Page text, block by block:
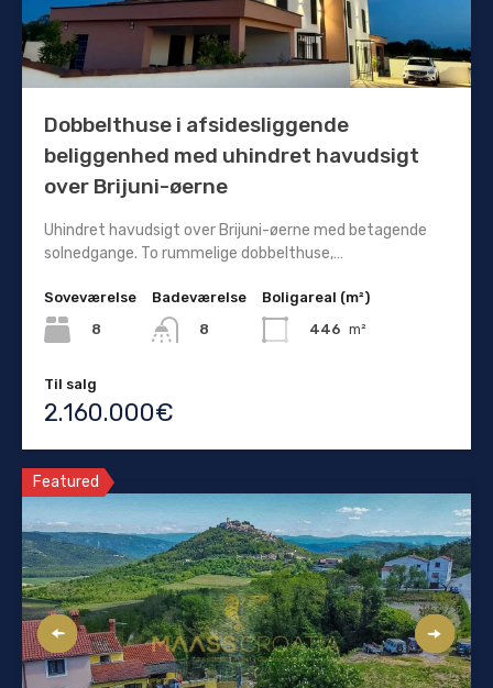
Dobbelthuse i afsidesliggende
beliggenhed med uhindret havudsigt
over Brijuni-øerne
Uhindret havudsigt over Brijuni-øerne med betagende
solnedgange. To rummelige dobbelthuse,…
Soveværelse
8
Badeværelse
8
Boligareal (m²)
446 m²
Til salg
2.160.000€
Featured